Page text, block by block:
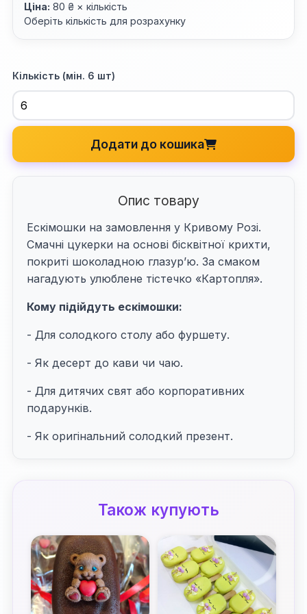
Ціна: 80 ₴ × кількість
Оберіть кількість для розрахунку
Кількість (мін. 6 шт)
Додати до кошика
Опис товару
Ескімошки на замовлення у Кривому Розі.
Смачні цукерки на основі бісквітної крихти,
покриті шоколадною глазур’ю. За смаком
нагадують улюблене тістечко «Картопля».
Кому підійдуть ескімошки:
- Для солодкого столу або фуршету.
- Як десерт до кави чи чаю.
- Для дитячих свят або корпоративних
подарунків.
- Як оригінальний солодкий презент.
Також купують